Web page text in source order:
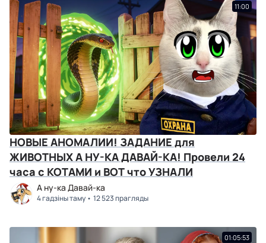
11:00
НОВЫЕ АНОМАЛИИ! ЗАДАНИЕ для
ЖИВОТНЫХ А НУ-КА ДАВАЙ-КА! Провели 24
часа с КОТАМИ и ВОТ что УЗНАЛИ
А ну-ка Давай-ка
4 гадзіны таму 12 523 прагляды
01:05:53